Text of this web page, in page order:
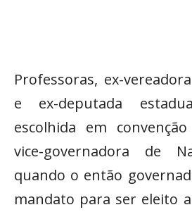
Professoras, ex-
e ex-deputada
escolhida em
vice-governadora de
quando o então
mandato para ser eleito